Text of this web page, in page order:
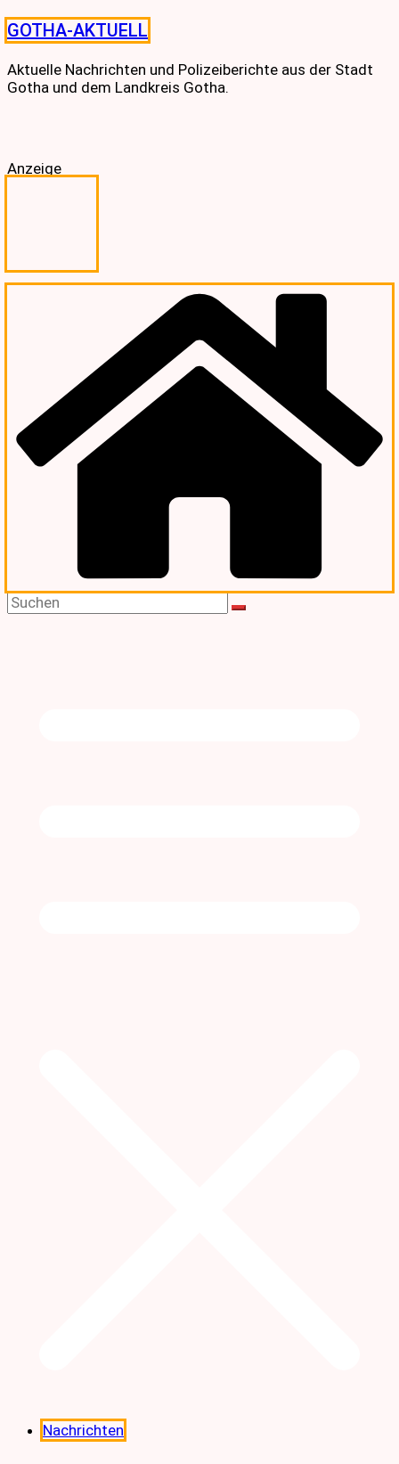
Skip
to
content
GOTHA-AKTUELL
Aktuelle Nachrichten und Polizeiberichte aus der Stadt
Gotha und dem Landkreis Gotha.
Anzeige
Nachrichten